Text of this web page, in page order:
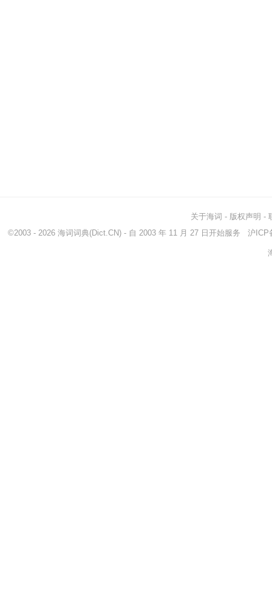
关于海词 - 版权声明 -
©2003 - 2026 海词词典(Dict.CN) - 自 2003 年 11 月 27 日开始服务 沪ICP